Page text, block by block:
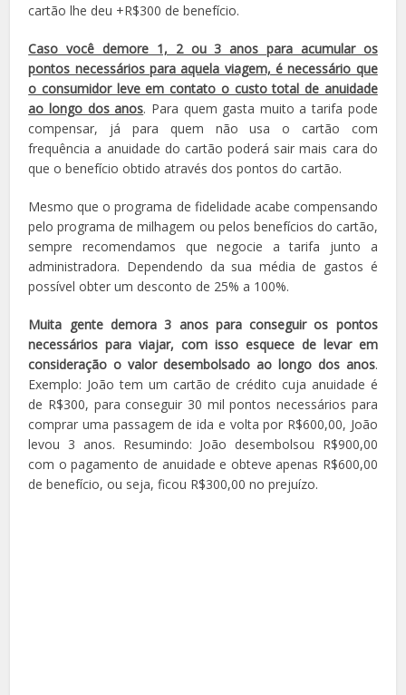
cartão lhe deu +R$300 de benefício.
Caso você demore 1, 2 ou 3 anos para acumular os
pontos necessários para aquela viagem, é necessário que
o consumidor leve em contato o custo total de anuidade
ao longo dos anos. Para quem gasta muito a tarifa pode
compensar, já para quem não usa o cartão com
frequência a anuidade do cartão poderá sair mais cara do
que o benefício obtido através dos pontos do cartão.
Mesmo que o programa de fidelidade acabe compensando
pelo programa de milhagem ou pelos benefícios do cartão,
sempre recomendamos que negocie a tarifa junto a
administradora. Dependendo da sua média de gastos é
possível obter um desconto de 25% a 100%.
Muita gente demora 3 anos para conseguir os pontos
necessários para viajar, com isso esquece de levar em
consideração o valor desembolsado ao longo dos anos.
Exemplo: João tem um cartão de crédito cuja anuidade é
de R$300, para conseguir 30 mil pontos necessários para
comprar uma passagem de ida e volta por R$600,00, João
levou 3 anos. Resumindo: João desembolsou R$900,00
com o pagamento de anuidade e obteve apenas R$600,00
de benefício, ou seja, ficou R$300,00 no prejuízo.